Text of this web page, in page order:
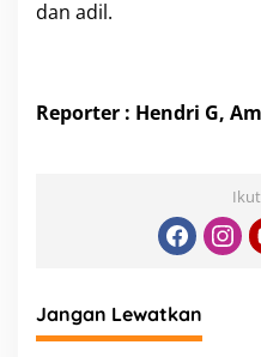
dan adil.
Reporter : Hendri G,
Jangan Lewatkan